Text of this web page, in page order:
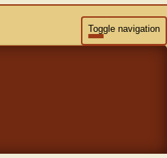
Toggle navigation